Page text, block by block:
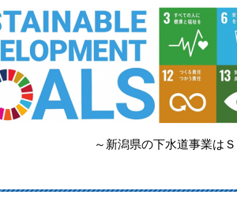
水道事業はＳｄｇｓに